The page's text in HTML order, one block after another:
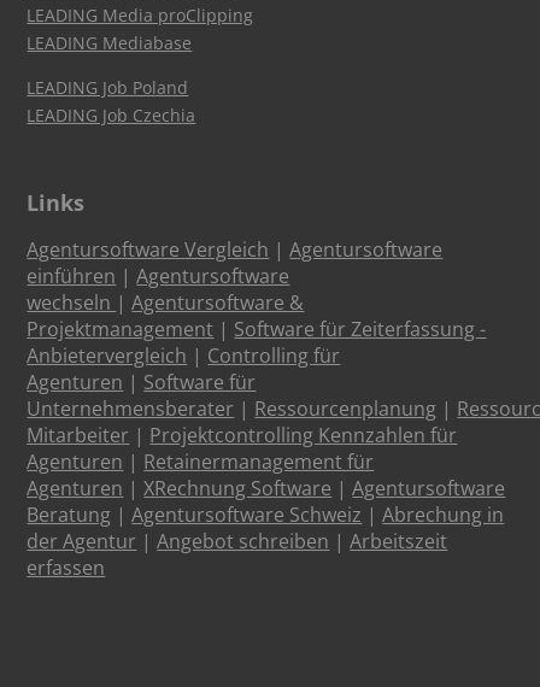
LEADING Media proClipping
LEADING Mediabase
LEADING Job Poland
LEADING Job Czechia
Links
Agentursoftware Vergleich |Agentursoftware
einführen |Agentursoftware
wechseln |Agentursoftware &
Projektmanagement | Software für Zeiterfassung -
Anbietervergleich | Controlling für
Agenturen | Software für
Unternehmensberater | Ressourcenplanung |
Mitarbeiter | Projektcontrolling Kennzahlen für
Agenturen | Retainermanagement für
Agenturen |XRechnung Software |Agentursoftware
Beratung |Agentursoftware Schweiz |Abrechung in
der Agentur |Angebot schreiben |Arbeitszeit
erfassen